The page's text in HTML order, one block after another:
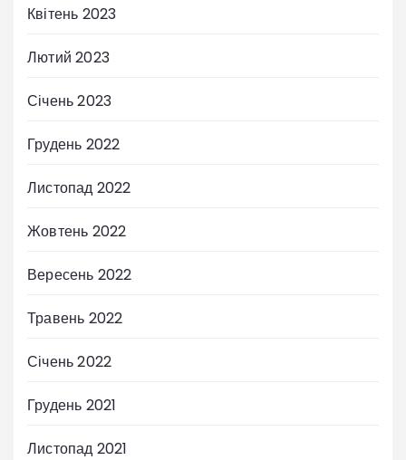
Квітень 2023
Лютий 2023
Січень 2023
Грудень 2022
Листопад 2022
Жовтень 2022
Вересень 2022
Травень 2022
Січень 2022
Грудень 2021
Листопад 2021